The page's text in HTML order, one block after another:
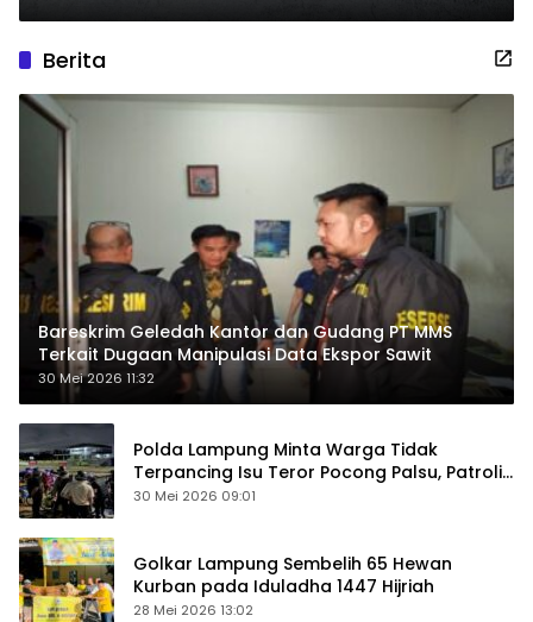
Berita
Bareskrim Geledah Kantor dan Gudang PT MMS
Terkait Dugaan Manipulasi Data Ekspor Sawit
30 Mei 2026 11:32
Polda Lampung Minta Warga Tidak
Terpancing Isu Teror Pocong Palsu, Patroli
Keamanan Ditingkatkan
30 Mei 2026 09:01
Golkar Lampung Sembelih 65 Hewan
Kurban pada Iduladha 1447 Hijriah
28 Mei 2026 13:02